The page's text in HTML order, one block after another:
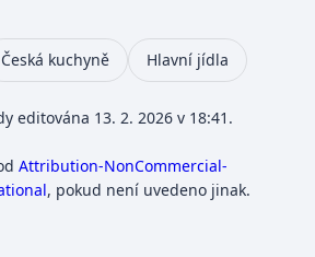
Česká kuchyně
Hlavní jídla
editována 13. 2. 2026 v 18:41.
Attribution-NonCommercial-
, pokud není uvedeno jinak.